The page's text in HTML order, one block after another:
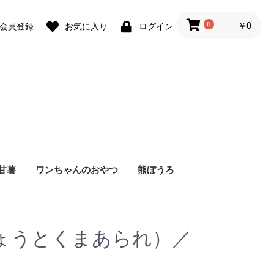
員登録 お気に入り ログイン 0 ￥0
薯 ワンちゃんのおやつ 熊ぼうろ
うとくまあられ）／